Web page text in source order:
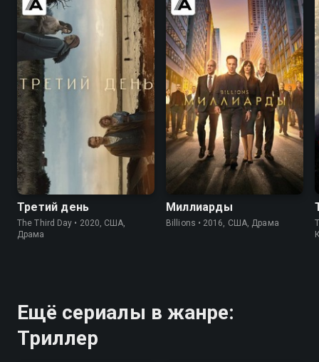
6.2
Третий день
The Third Day • 2020, США,
Драма
8.4 8.3
Миллиарды
Billions • 2016, США, Драма
Ещё сериалы в жанре:
Триллер